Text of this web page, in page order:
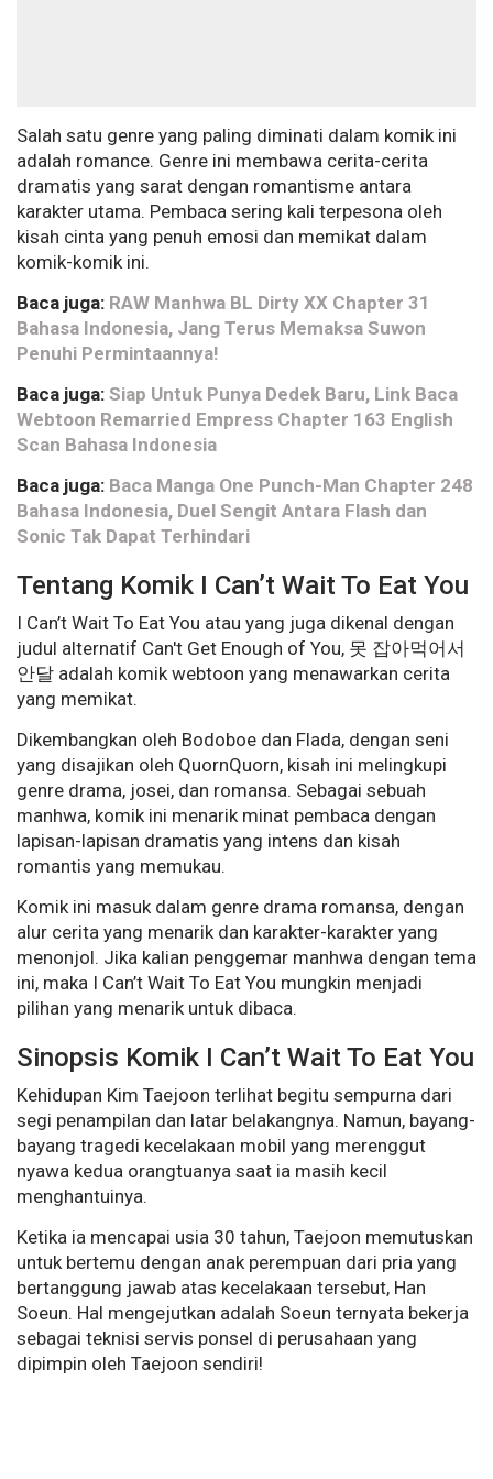
Salah satu genre yang paling diminati dalam komik ini
adalah romance. Genre ini membawa cerita-cerita
dramatis yang sarat dengan romantisme antara
karakter utama. Pembaca sering kali terpesona oleh
kisah cinta yang penuh emosi dan memikat dalam
komik-komik ini.
Baca juga: RAW Manhwa BL Dirty XX Chapter 31
Bahasa Indonesia, Jang Terus Memaksa Suwon
Penuhi Permintaannya!
Baca juga: Siap Untuk Punya Dedek Baru, Link Baca
Webtoon Remarried Empress Chapter 163 English
Scan Bahasa Indonesia
Baca juga: Baca Manga One Punch-Man Chapter 248
Bahasa Indonesia, Duel Sengit Antara Flash dan
Sonic Tak Dapat Terhindari
Tentang Komik I Can’t Wait To Eat You
I Can’t Wait To Eat You atau yang juga dikenal dengan
judul alternatif Can't Get Enough of You, 못 잡아먹어서
안달 adalah komik webtoon yang menawarkan cerita
yang memikat.
Dikembangkan oleh Bodoboe dan Flada, dengan seni
yang disajikan oleh QuornQuorn, kisah ini melingkupi
genre drama, josei, dan romansa. Sebagai sebuah
manhwa, komik ini menarik minat pembaca dengan
lapisan-lapisan dramatis yang intens dan kisah
romantis yang memukau.
Komik ini masuk dalam genre drama romansa, dengan
alur cerita yang menarik dan karakter-karakter yang
menonjol. Jika kalian penggemar manhwa dengan tema
ini, maka I Can’t Wait To Eat You mungkin menjadi
pilihan yang menarik untuk dibaca.
Sinopsis Komik I Can’t Wait To Eat You
Kehidupan Kim Taejoon terlihat begitu sempurna dari
segi penampilan dan latar belakangnya. Namun, bayang-
bayang tragedi kecelakaan mobil yang merenggut
nyawa kedua orangtuanya saat ia masih kecil
menghantuinya.
Ketika ia mencapai usia 30 tahun, Taejoon memutuskan
untuk bertemu dengan anak perempuan dari pria yang
bertanggung jawab atas kecelakaan tersebut, Han
Soeun. Hal mengejutkan adalah Soeun ternyata bekerja
sebagai teknisi servis ponsel di perusahaan yang
dipimpin oleh Taejoon sendiri!